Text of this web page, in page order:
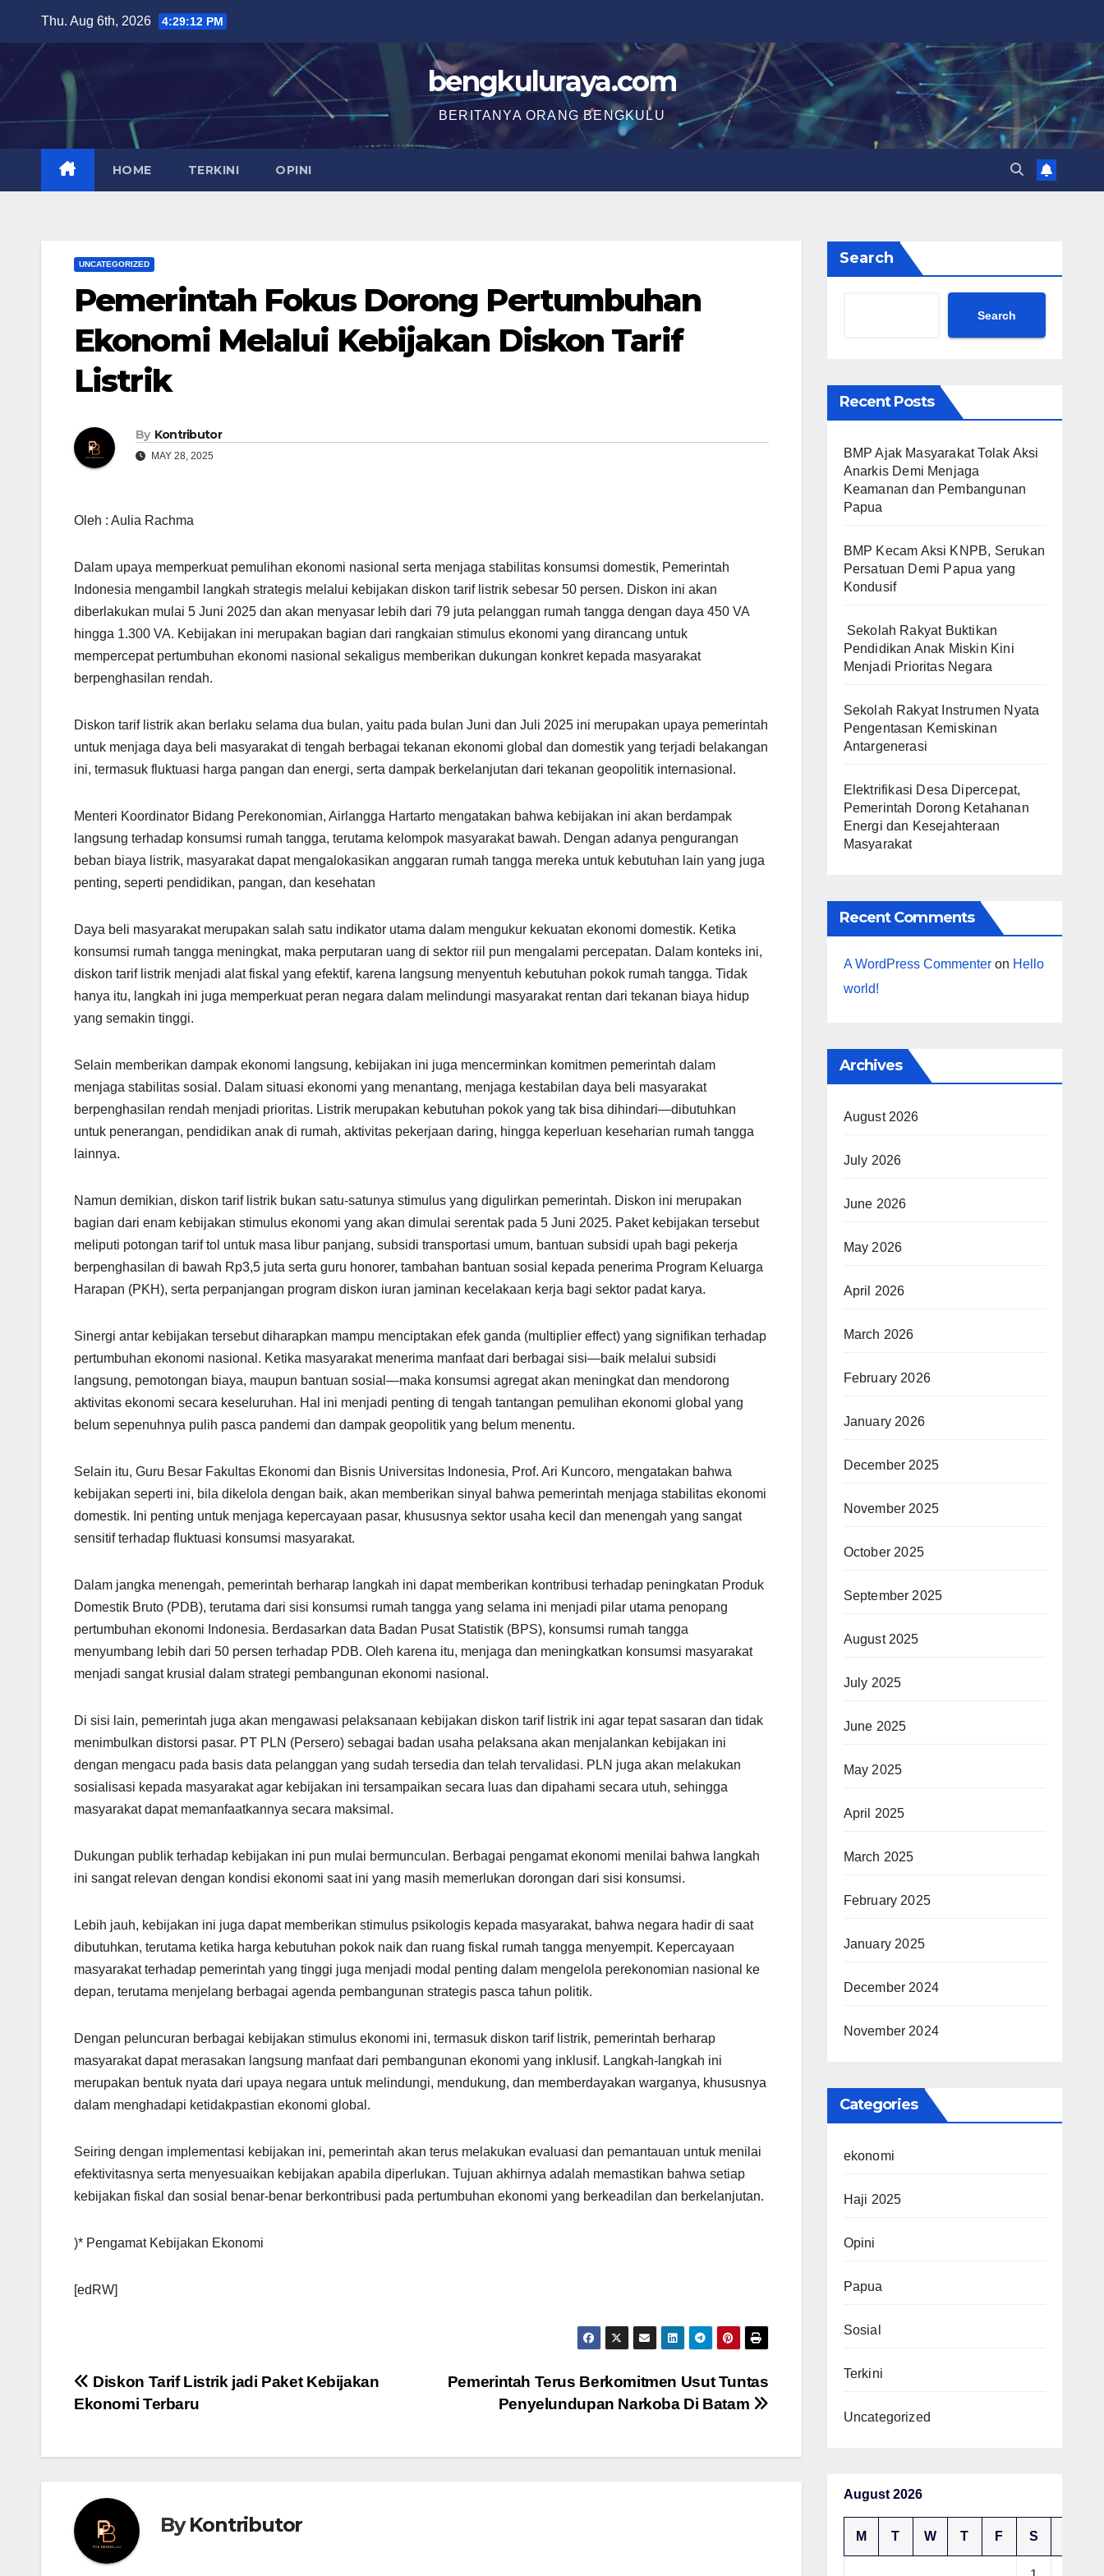
content
Thu. Aug 6th, 2026 4:29:13 PM
bengkuluraya.com
BERITANYA ORANG BENGKULU
HOME TERKINI OPINI
UNCATEGORIZED
Pemerintah Fokus Dorong Pertumbuhan
Ekonomi Melalui Kebijakan Diskon Tarif
Listrik
By Kontributor
MAY 28, 2025
Oleh : Aulia Rachma
Dalam upaya memperkuat pemulihan ekonomi nasional serta menjaga stabilitas konsumsi domestik, Pemerintah
Indonesia mengambil langkah strategis melalui kebijakan diskon tarif listrik sebesar 50 persen. Diskon ini akan
diberlakukan mulai 5 Juni 2025 dan akan menyasar lebih dari 79 juta pelanggan rumah tangga dengan daya 450 VA
hingga 1.300 VA. Kebijakan ini merupakan bagian dari rangkaian stimulus ekonomi yang dirancang untuk
mempercepat pertumbuhan ekonomi nasional sekaligus memberikan dukungan konkret kepada masyarakat
berpenghasilan rendah.
Diskon tarif listrik akan berlaku selama dua bulan, yaitu pada bulan Juni dan Juli 2025 ini merupakan upaya pemerintah
untuk menjaga daya beli masyarakat di tengah berbagai tekanan ekonomi global dan domestik yang terjadi belakangan
ini, termasuk fluktuasi harga pangan dan energi, serta dampak berkelanjutan dari tekanan geopolitik internasional.
Menteri Koordinator Bidang Perekonomian, Airlangga Hartarto mengatakan bahwa kebijakan ini akan berdampak
langsung terhadap konsumsi rumah tangga, terutama kelompok masyarakat bawah. Dengan adanya pengurangan
beban biaya listrik, masyarakat dapat mengalokasikan anggaran rumah tangga mereka untuk kebutuhan lain yang juga
penting, seperti pendidikan, pangan, dan kesehatan
Daya beli masyarakat merupakan salah satu indikator utama dalam mengukur kekuatan ekonomi domestik. Ketika
konsumsi rumah tangga meningkat, maka perputaran uang di sektor riil pun mengalami percepatan. Dalam konteks ini,
diskon tarif listrik menjadi alat fiskal yang efektif, karena langsung menyentuh kebutuhan pokok rumah tangga. Tidak
hanya itu, langkah ini juga memperkuat peran negara dalam melindungi masyarakat rentan dari tekanan biaya hidup
yang semakin tinggi.
Selain memberikan dampak ekonomi langsung, kebijakan ini juga mencerminkan komitmen pemerintah dalam
menjaga stabilitas sosial. Dalam situasi ekonomi yang menantang, menjaga kestabilan daya beli masyarakat
berpenghasilan rendah menjadi prioritas. Listrik merupakan kebutuhan pokok yang tak bisa dihindari—dibutuhkan
untuk penerangan, pendidikan anak di rumah, aktivitas pekerjaan daring, hingga keperluan keseharian rumah tangga
lainnya.
Namun demikian, diskon tarif listrik bukan satu-satunya stimulus yang digulirkan pemerintah. Diskon ini merupakan
bagian dari enam kebijakan stimulus ekonomi yang akan dimulai serentak pada 5 Juni 2025. Paket kebijakan tersebut
meliputi potongan tarif tol untuk masa libur panjang, subsidi transportasi umum, bantuan subsidi upah bagi pekerja
berpenghasilan di bawah Rp3,5 juta serta guru honorer, tambahan bantuan sosial kepada penerima Program Keluarga
Harapan (PKH), serta perpanjangan program diskon iuran jaminan kecelakaan kerja bagi sektor padat karya.
Sinergi antar kebijakan tersebut diharapkan mampu menciptakan efek ganda (multiplier effect) yang signifikan terhadap
pertumbuhan ekonomi nasional. Ketika masyarakat menerima manfaat dari berbagai sisi—baik melalui subsidi
langsung, pemotongan biaya, maupun bantuan sosial—maka konsumsi agregat akan meningkat dan mendorong
aktivitas ekonomi secara keseluruhan. Hal ini menjadi penting di tengah tantangan pemulihan ekonomi global yang
belum sepenuhnya pulih pasca pandemi dan dampak geopolitik yang belum menentu.
Selain itu, Guru Besar Fakultas Ekonomi dan Bisnis Universitas Indonesia, Prof. Ari Kuncoro, mengatakan bahwa
kebijakan seperti ini, bila dikelola dengan baik, akan memberikan sinyal bahwa pemerintah menjaga stabilitas ekonomi
domestik. Ini penting untuk menjaga kepercayaan pasar, khususnya sektor usaha kecil dan menengah yang sangat
sensitif terhadap fluktuasi konsumsi masyarakat.
Dalam jangka menengah, pemerintah berharap langkah ini dapat memberikan kontribusi terhadap peningkatan Produk
Domestik Bruto (PDB), terutama dari sisi konsumsi rumah tangga yang selama ini menjadi pilar utama penopang
pertumbuhan ekonomi Indonesia. Berdasarkan data Badan Pusat Statistik (BPS), konsumsi rumah tangga
menyumbang lebih dari 50 persen terhadap PDB. Oleh karena itu, menjaga dan meningkatkan konsumsi masyarakat
menjadi sangat krusial dalam strategi pembangunan ekonomi nasional.
Di sisi lain, pemerintah juga akan mengawasi pelaksanaan kebijakan diskon tarif listrik ini agar tepat sasaran dan tidak
menimbulkan distorsi pasar. PT PLN (Persero) sebagai badan usaha pelaksana akan menjalankan kebijakan ini
dengan mengacu pada basis data pelanggan yang sudah tersedia dan telah tervalidasi. PLN juga akan melakukan
sosialisasi kepada masyarakat agar kebijakan ini tersampaikan secara luas dan dipahami secara utuh, sehingga
masyarakat dapat memanfaatkannya secara maksimal.
Dukungan publik terhadap kebijakan ini pun mulai bermunculan. Berbagai pengamat ekonomi menilai bahwa langkah
ini sangat relevan dengan kondisi ekonomi saat ini yang masih memerlukan dorongan dari sisi konsumsi.
Lebih jauh, kebijakan ini juga dapat memberikan stimulus psikologis kepada masyarakat, bahwa negara hadir di saat
dibutuhkan, terutama ketika harga kebutuhan pokok naik dan ruang fiskal rumah tangga menyempit. Kepercayaan
masyarakat terhadap pemerintah yang tinggi juga menjadi modal penting dalam mengelola perekonomian nasional ke
depan, terutama menjelang berbagai agenda pembangunan strategis pasca tahun politik.
Dengan peluncuran berbagai kebijakan stimulus ekonomi ini, termasuk diskon tarif listrik, pemerintah berharap
masyarakat dapat merasakan langsung manfaat dari pembangunan ekonomi yang inklusif. Langkah-langkah ini
merupakan bentuk nyata dari upaya negara untuk melindungi, mendukung, dan memberdayakan warganya, khususnya
dalam menghadapi ketidakpastian ekonomi global.
Seiring dengan implementasi kebijakan ini, pemerintah akan terus melakukan evaluasi dan pemantauan untuk menilai
efektivitasnya serta menyesuaikan kebijakan apabila diperlukan. Tujuan akhirnya adalah memastikan bahwa setiap
kebijakan fiskal dan sosial benar-benar berkontribusi pada pertumbuhan ekonomi yang berkeadilan dan berkelanjutan.
)* Pengamat Kebijakan Ekonomi
[edRW]
Post
Pemerintah Terus Berkomitmen Usut Tuntas
Penyelundupan Narkoba Di Batam
Diskon Tarif Listrik jadi Paket Kebijakan
Ekonomi Terbaru
ByKontributor
Search
Search
Recent Posts
BMP Ajak Masyarakat Tolak Aksi
Anarkis Demi Menjaga
Keamanan dan Pembangunan
Papua
BMP Kecam Aksi KNPB, Serukan
Persatuan Demi Papua yang
Kondusif
Sekolah Rakyat Buktikan
Pendidikan Anak Miskin Kini
Menjadi Prioritas Negara
Sekolah Rakyat Instrumen Nyata
Pengentasan Kemiskinan
Antargenerasi
Elektrifikasi Desa Dipercepat,
Pemerintah Dorong Ketahanan
Energi dan Kesejahteraan
Masyarakat
Recent Comments
A WordPress Commenteron Hello
world!
Archives
August 2026
July 2026
June 2026
May 2026
April 2026
March 2026
February 2026
January 2026
December 2025
November 2025
October 2025
September 2025
August 2025
July 2025
June 2025
May 2025
April 2025
March 2025
February 2025
January 2025
December 2024
November 2024
Categories
ekonomi
Haji 2025
Opini
Papua
Sosial
Terkini
Uncategorized
August 2026
M T W T F S